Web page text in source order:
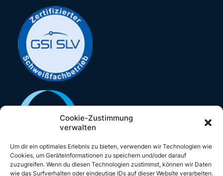
Cookie-Zustimmung
verwalten
Um dir ein optimales Erlebnis zu bieten, verwenden wir Technologien wie
Cookies, um Geräteinformationen zu speichern und/oder darauf
zuzugreifen. Wenn du diesen Technologien zustimmst, können wir Daten
wie das Surfverhalten oder eindeutige IDs auf dieser Website verarbeiten.